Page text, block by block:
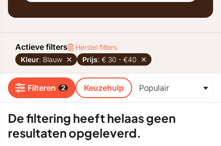
Actieve filters
Herstel filters
Kleur: Blauw Prijs: € 30 - €40
Filteren 2 Keuzehulp
De filtering heeft helaas geen
resultaten opgeleverd.